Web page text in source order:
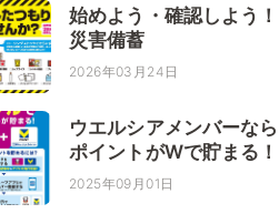
始めよう・確認しよう！
災害備蓄
2026年03月24日
ウエルシアメンバーなら
ポイントがWで貯まる！
2025年09月01日